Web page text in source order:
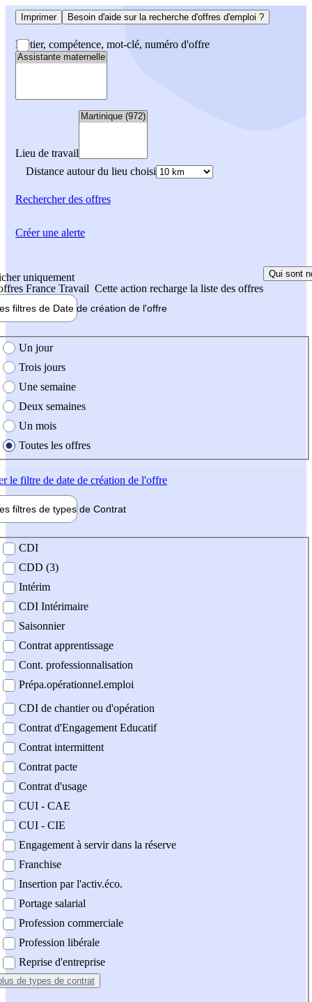
Imprimer Besoin d'aide sur la recherche d'offres d'emploi ?
Métier, compétence, mot-clé, numéro d'offre
Lieu de travail
Distance autour du lieu choisi
Rechercherdes offres
uniquement
France Travail Cette action recharge la liste des offres
Qui sont
filtres de Date de création de l'offre
création de l'offre
Un jour
Trois jours
Une semaine
Deux semaines
Un mois
Toutes les offres
le filtre de date de création de l'offre
filtres de types de Contrat
contrat
CDI
CDD (3)
Intérim
CDI Intérimaire
Saisonnier
Contrat apprentissage
Cont. professionnalisation
Prépa.opérationnel.emploi
CDI de chantier ou d'opération
Contrat d'Engagement Educatif
Contrat intermittent
Contrat pacte
Contrat d'usage
CUI - CAE
CUI - CIE
Engagement à servir dans la réserve
Franchise
Insertion par l'activ.éco.
Portage salarial
Profession commerciale
Profession libérale
Reprise d'entreprise
de types de contrat
Créer une alerte